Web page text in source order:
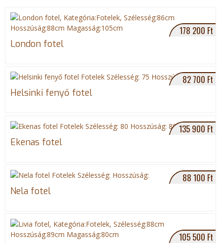
e
g
h
e
y
178 200 Ft
London fotel
82 700 Ft
Helsinki fenyő fotel
135 900 Ft
Ekenas fotel
88 100 Ft
Nela fotel
105 500 Ft